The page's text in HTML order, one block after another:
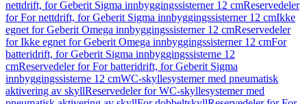
nettdrift, for Geberit Sigma innbyggingssisterner 12 cmReservedeler
for For nettdrift, for Geberit Sigma innbyggingssisterner 12 cmIkke
egnet for Geberit Omega innbyggingssisterner 12 cmReservedeler
for Ikke egnet for Geberit Omega innbyggingssisterner 12 cmFor
batteridrift, for Geberit Sigma innbyggingssisterne 12
cmReservedeler for For batteridrift, for Geberit Sigma
innbyggingssisterne 12 cmWC-skyllesystemer med pneumatisk
aktivering av skyllReservedeler for WC-skyllesystemer med